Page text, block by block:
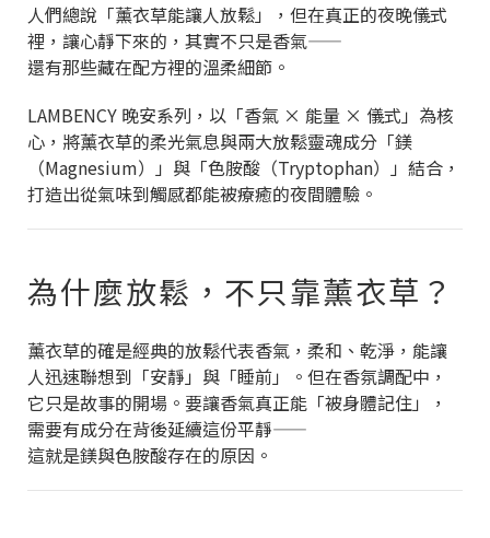
人們總說「薰衣草能讓人放鬆」，但在真正的夜晚儀式
裡，讓心靜下來的，其實不只是香氣——
還有那些藏在配方裡的溫柔細節。
LAMBENCY 晚安系列，以「香氣 × 能量 × 儀式」為核
心，將薰衣草的柔光氣息與兩大放鬆靈魂成分「鎂
（Magnesium）」與「色胺酸（Tryptophan）」結合，
打造出從氣味到觸感都能被療癒的夜間體驗。
為什麼放鬆，不只靠薰衣草？
薰衣草的確是經典的放鬆代表香氣，柔和、乾淨，能讓
人迅速聯想到「安靜」與「睡前」。但在香氛調配中，
它只是故事的開場。要讓香氣真正能「被身體記住」，
需要有成分在背後延續這份平靜——
這就是鎂與色胺酸存在的原因。